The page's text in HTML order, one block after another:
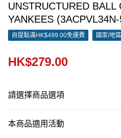
UNSTRUCTURED BALL
YANKEES
自提點滿HK$499.00免運費 國家/地
HK$279.00
請選擇商品選項
本商品適用活動